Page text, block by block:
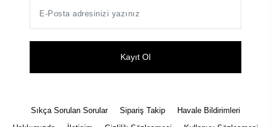
Kayıt Ol
Sıkça Sorulan Sorular Sipariş Takip
Havale Bildirimleri